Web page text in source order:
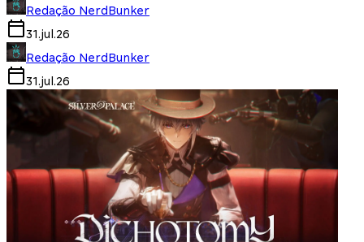
Redação NerdBunker
31.jul.26
Redação NerdBunker
31.jul.26